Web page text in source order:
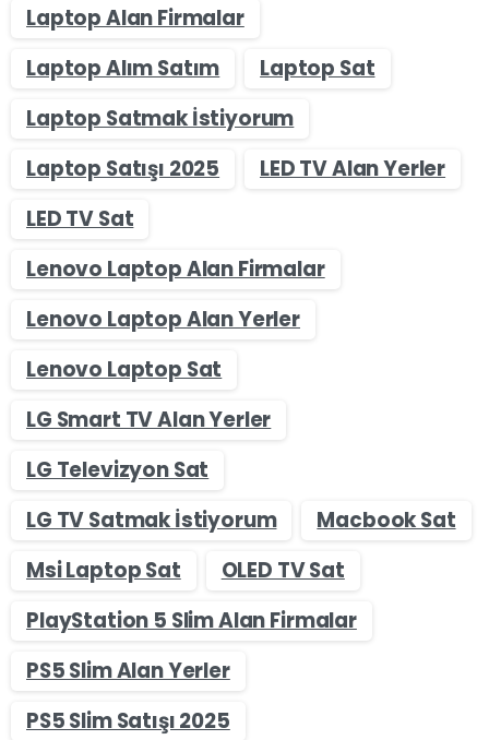
Laptop Alan Firmalar
Laptop Alım Satım
Laptop Sat
Laptop Satmak İstiyorum
Laptop Satışı 2025
LED TV Alan Yerler
LED TV Sat
Lenovo Laptop Alan Firmalar
Lenovo Laptop Alan Yerler
Lenovo Laptop Sat
LG Smart TV Alan Yerler
LG Televizyon Sat
LG TV Satmak İstiyorum
Macbook Sat
Msi Laptop Sat
OLED TV Sat
PlayStation 5 Slim Alan Firmalar
PS5 Slim Alan Yerler
PS5 Slim Satışı 2025